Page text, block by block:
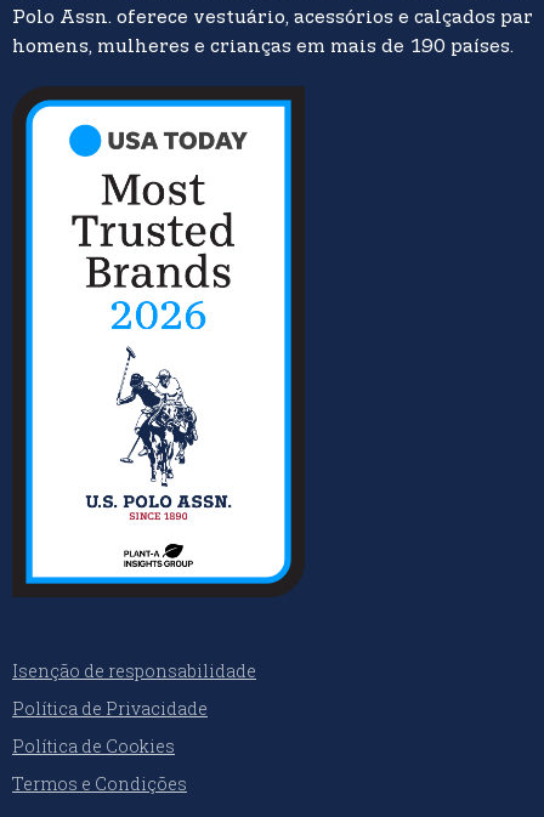
Polo Assn. oferece vestuário, acessórios e calçados para
homens, mulheres e crianças em mais de 190 países.
Isenção de responsabilidade
Política de Privacidade
Política de Cookies
Termos e Condições